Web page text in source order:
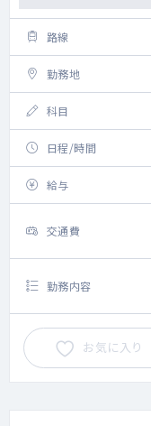
路線
勤務地
科目
日程/時間
給与
交通費
勤務内容
お気に入り